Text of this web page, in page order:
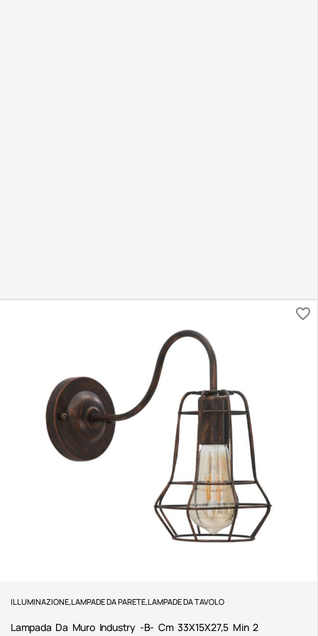
ILLUMINAZIONE,LAMPADE DA PARETE,LAMPADE DA TAVOLO
Lampada Da Muro Industry -B- Cm 33X15X27,5 Min 2